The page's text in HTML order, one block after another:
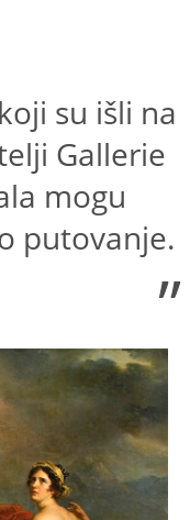
su išli na
Gallerie
mogu
putovanje.
”